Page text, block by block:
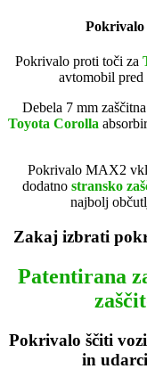
Pokrivalo
Pokrivalo proti toči za
avtomobil pred
Debela 7 mm
Toyota Corolla
Pokrivalo MAX2
dodatno stransko
najbolj
Zakaj izbrati
Patentirana
Pokrivalo ščiti
in